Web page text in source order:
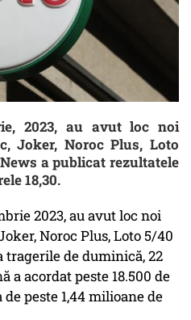
2023, au avut loc noi
Joker, Noroc Plus, Loto
a publicat rezultatele
18,30.
2023, au avut loc noi
Noroc Plus, Loto 5/40
tragerile de duminică, 22
a acordat peste 18.500 de
peste 1,44 milioane de